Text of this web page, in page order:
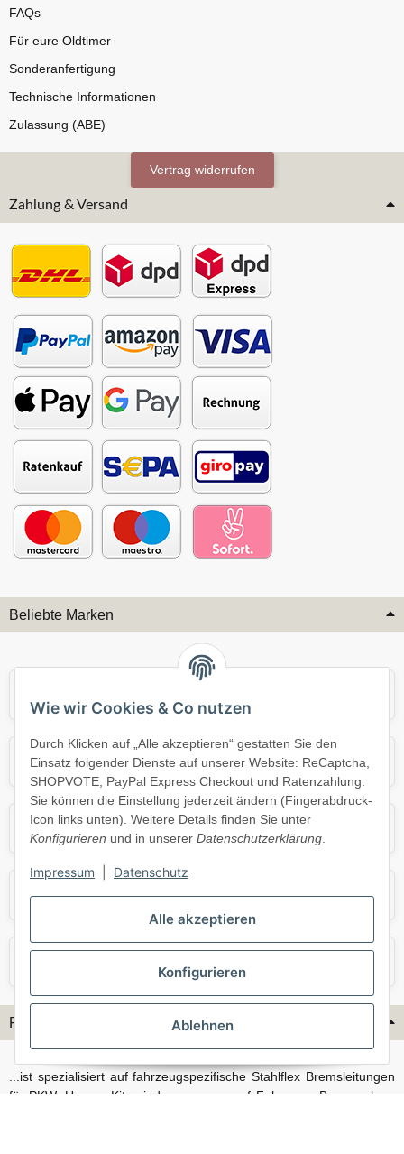
Alle akzeptieren
Konfigurieren
Ablehnen
Wie wir Cookies & Co nutzen
Durch Klicken auf „Alle akzeptieren“ gestatten Sie den
Einsatz folgender Dienste auf unserer Website: ReCaptcha,
SHOPVOTE, PayPal Express Checkout und Ratenzahlung.
Sie können die Einstellung jederzeit ändern (Fingerabdruck-
Icon links unten). Weitere Details finden Sie unter
Konfigurieren und in unserer Datenschutzerklärung.
Impressum Datenschutz
FAQs
Für eure Oldtimer
Sonderanfertigung
Technische Informationen
Zulassung (ABE)
Vertrag widerrufen
Zahlung & Versand
Beliebte Marken
Mercedes Mini
Opel Porsche
Skoda Smart
Flex-Hydraulik...
...ist spezialisiert auf fahrzeugspezifische Stahlflex Bremsleitungen
für PKW. Unsere Kits sind passgenau auf Fahrzeug, Bremsanlage